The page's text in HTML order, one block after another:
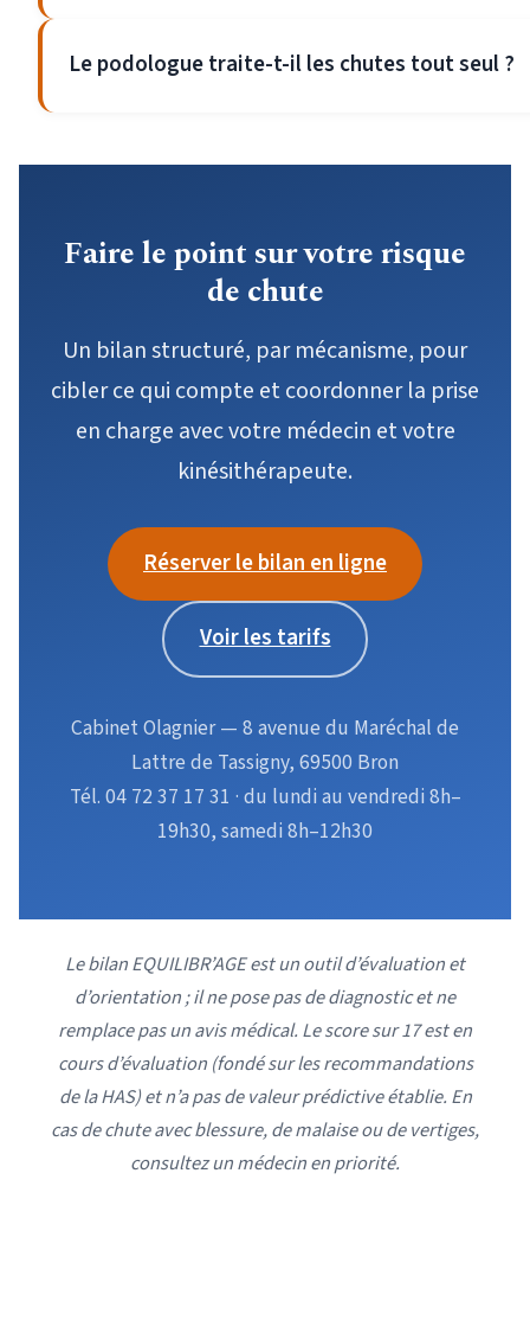
Le podologue traite-t-il les chutes tout seul ?
Faire le point sur votre risque
de chute
Un bilan structuré, par mécanisme, pour
cibler ce qui compte et coordonner la prise
en charge avec votre médecin et votre
kinésithérapeute.
Réserver le bilan en ligne
Voir les tarifs
Cabinet Olagnier — 8 avenue du Maréchal de
Lattre de Tassigny, 69500 Bron
Tél. 04 72 37 17 31 · du lundi au vendredi 8h–
19h30, samedi 8h–12h30
Le bilan EQUILIBR’AGE est un outil d’évaluation et
d’orientation ; il ne pose pas de diagnostic et ne
remplace pas un avis médical. Le score sur 17 est en
cours d’évaluation (fondé sur les recommandations
de la HAS) et n’a pas de valeur prédictive établie. En
cas de chute avec blessure, de malaise ou de vertiges,
consultez un médecin en priorité.